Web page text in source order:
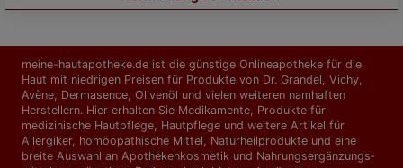
meine-hautapotheke.de ist die günstige Onlineapotheke für die
Haut mit niedrigen Preisen für Produkte von Dr. Grandel, Vichy,
Avène, Dermasence, Olivenöl und vielen weiteren namhaften
Herstellern. Hier erhalten Sie Medikamente, Produkte für
medizinische Hautpflege, Hautpflege und weitere Artikel für
Allergiker, homöopathische Mittel, Naturheilprodukte und eine
breite Auswahl an Apothekenkosmetik und Nahrungs­ergänzungs­